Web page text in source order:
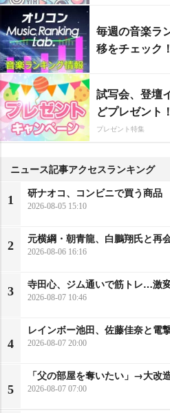
毎週の音楽ラ
移をチェック！
試写会、登壇
どプレゼント！
プレゼント特集
ニュース記事アクセスランキング
1
研ナオコ、コンビニで買う商品
2026-08-05 15:10
2
元横綱・朝青龍、白鵬翔氏と再
2026-08-06 16:16
3
寺田心、ジム通いで筋トレ…激
2026-08-07 10:46
4
レインボー池田、佐藤佳奈と電
2026-08-07 20:00
5
「父の部屋を奪いたい」→大改
2026-08-07 07:00